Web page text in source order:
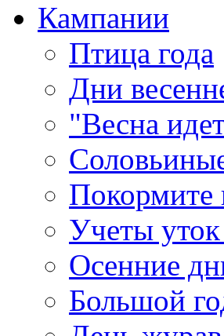
Кампании
Птица года
Дни
"Весна
Покормите
Учеты
Осенние
Большой